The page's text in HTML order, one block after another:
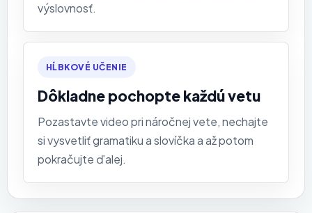
výslovnosť.
HĹBKOVÉ UČENIE
Dôkladne pochopte každú vetu
Pozastavte video pri náročnej vete, nechajte
si vysvetliť gramatiku a slovíčka a až potom
pokračujte ďalej.